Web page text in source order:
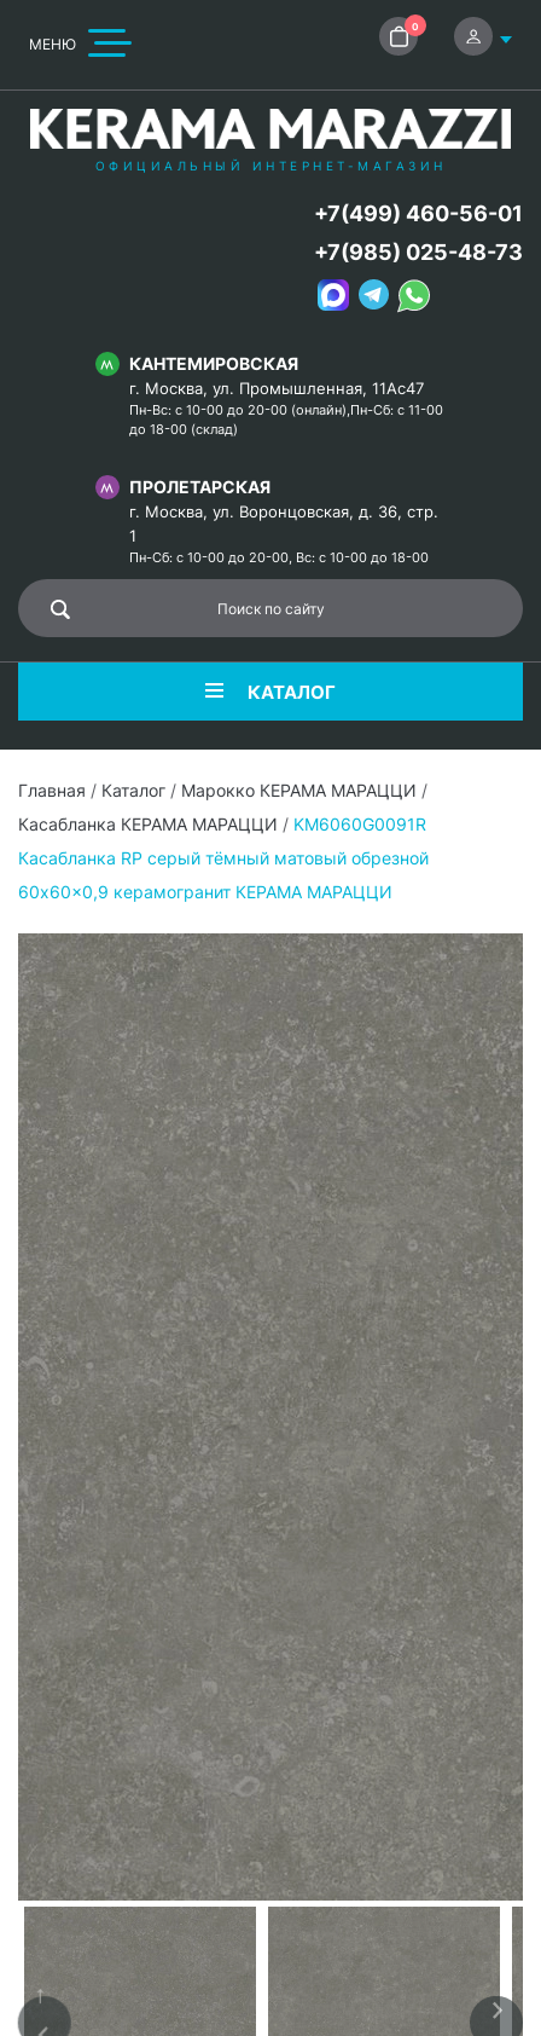
МЕНЮ
0
ОФИЦИАЛЬНЫЙ ИНТЕРНЕТ-МАГАЗИН
КАНТЕМИРОВСКАЯ
г. Москва, ул. Промышленная, 11Ас47
Пн-Вс: с 10-00 до 20-00 (онлайн),Пн-Сб: с 11-00
до 18-00 (склад)
ПРОЛЕТАРСКАЯ
г. Москва, ул. Воронцовская, д. 36, стр.
1
Пн-Сб: с 10-00 до 20-00, Вс: с 10-00 до 18-00
+7(499) 460-56-01
+7(985) 025-48-73
КАТАЛОГ
Главная / Каталог / Марокко КЕРАМА МАРАЦЦИ /
Касабланка КЕРАМА МАРАЦЦИ / KM6060G0091R
Касабланка RP серый тёмный матовый обрезной
60x60x0,9 керамогранит КЕРАМА МАРАЦЦИ